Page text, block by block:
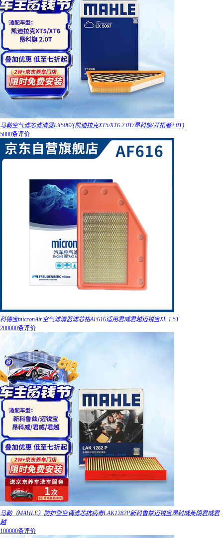
马勒空气滤芯滤清器LX5067(凯迪拉克XT5/XT6 2.0T/昂科旗/开拓者2.0T)
5000条评价
科德宝micronAir空气滤清器滤芯格AF616适用君威君越迈锐宝XL 1.5T
200000条评价
马勒（MAHLE）防护型空调滤芯抗病毒LAK1282P新科鲁兹迈锐宝昂科威英朗君威君
越
100000条评价